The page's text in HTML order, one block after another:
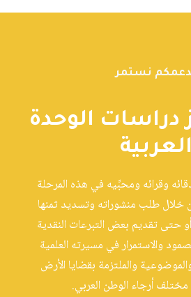
نستمر
دراسات الوحدة
العربية
وقرائه ومحبِّيه في هذه المرحلة
خلال طلب منشوراته وتسديد ثمنها
أو حتى تقديم بعض التبرعات النقدية
والاستمرار في مسيرته العلمية
والملتزمة بقضايا الأرض
مختلف أرجاء الوطن العربي.